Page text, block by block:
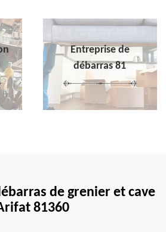
Entreprise de
débarras 81
de grenier et cave
81360